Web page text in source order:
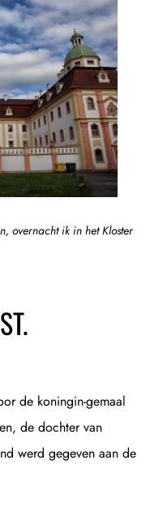
overnacht ik in het Kloster
de koningin-gemaal
de dochter van
werd gegeven aan de